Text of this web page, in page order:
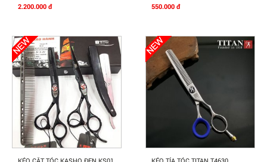
2.200.000 đ
550.000 đ
Mua Ngay Mua Ngay